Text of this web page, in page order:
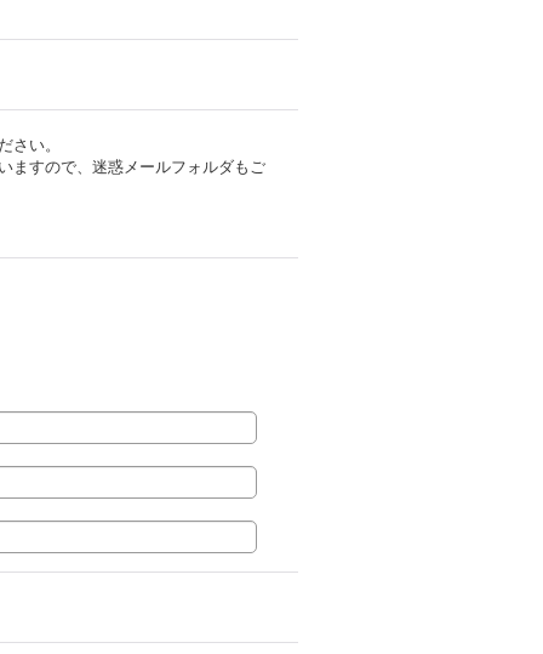
さい。
ますので、迷惑メールフォルダもご